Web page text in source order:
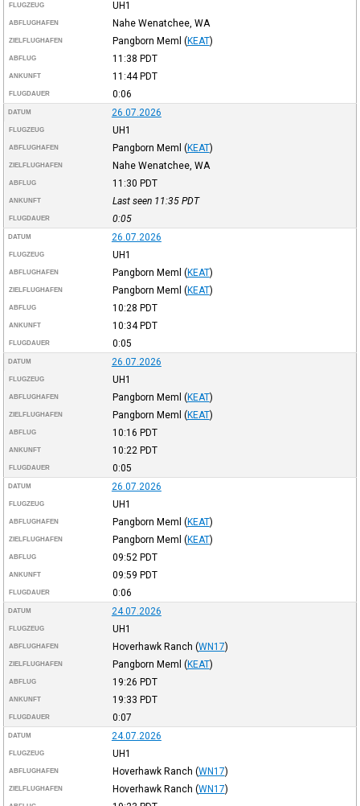
FLUGZEUG UH1
ABFLUGHAFEN Nahe Wenatchee, WA
ZIELFLUGHAFEN Pangborn Meml (KEAT)
ABFLUG 11:38 PDT
ANKUNFT 11:44PDT
FLUGDAUER 0:06
DATUM 26.07.2026
FLUGZEUG UH1
ABFLUGHAFEN Pangborn Meml (KEAT)
ZIELFLUGHAFEN Nahe Wenatchee, WA
ABFLUG 11:30 PDT
ANKUNFT Last seen 11:35 PDT
FLUGDAUER 0:05
DATUM 26.07.2026
FLUGZEUG UH1
ABFLUGHAFEN Pangborn Meml (KEAT)
ZIELFLUGHAFEN Pangborn Meml (KEAT)
ABFLUG 10:28 PDT
ANKUNFT 10:34PDT
FLUGDAUER 0:05
DATUM 26.07.2026
FLUGZEUG UH1
ABFLUGHAFEN Pangborn Meml (KEAT)
ZIELFLUGHAFEN Pangborn Meml (KEAT)
ABFLUG 10:16 PDT
ANKUNFT 10:22 PDT
FLUGDAUER 0:05
DATUM 26.07.2026
FLUGZEUG UH1
ABFLUGHAFEN Pangborn Meml (KEAT)
ZIELFLUGHAFEN Pangborn Meml (KEAT)
ABFLUG 09:52 PDT
ANKUNFT 09:59 PDT
FLUGDAUER 0:06
DATUM 24.07.2026
FLUGZEUG UH1
ABFLUGHAFEN Hoverhawk Ranch (WN17)
ZIELFLUGHAFEN Pangborn Meml (KEAT)
ABFLUG 19:26 PDT
ANKUNFT 19:33 PDT
FLUGDAUER 0:07
DATUM 24.07.2026
FLUGZEUG UH1
ABFLUGHAFEN Hoverhawk Ranch (WN17)
ZIELFLUGHAFEN Hoverhawk Ranch (WN17)